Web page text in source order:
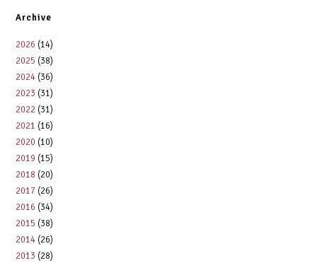
Archive
2026 (14)
2025 (38)
2024 (36)
2023 (31)
2022 (31)
2021 (16)
2020 (10)
2019 (15)
2018 (20)
2017 (26)
2016 (34)
2015 (38)
2014 (26)
2013 (28)